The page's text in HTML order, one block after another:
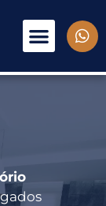
Menu
W
h
t